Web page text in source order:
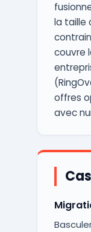
la taille
couvre
offres
avec